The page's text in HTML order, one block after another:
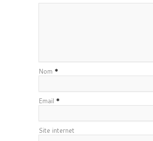
Nom *
Email *
Site internet